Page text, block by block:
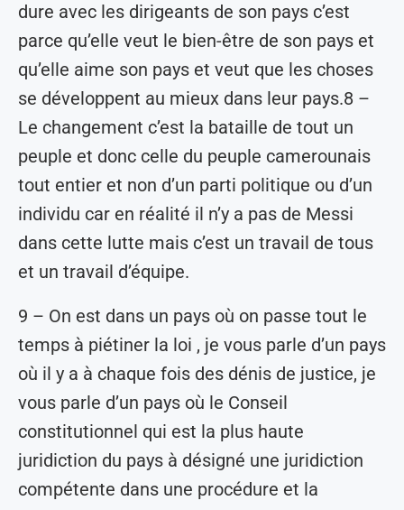
dure avec les dirigeants de son pays c’est
parce qu’elle veut le bien-être de son pays et
qu’elle aime son pays et veut que les choses
se développent au mieux dans leur pays.8 –
Le changement c’est la bataille de tout un
peuple et donc celle du peuple camerounais
tout entier et non d’un parti politique ou d’un
individu car en réalité il n’y a pas de Messi
dans cette lutte mais c’est un travail de tous
et un travail d’équipe.
9 – On est dans un pays où on passe tout le
temps à piétiner la loi , je vous parle d’un pays
où il y a à chaque fois des dénis de justice, je
vous parle d’un pays où le Conseil
constitutionnel qui est la plus haute
juridiction du pays à désigné une juridiction
compétente dans une procédure et la